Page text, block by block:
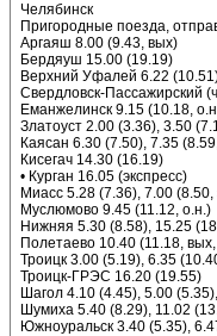
Челябинск
Пригородные поезда,
Аргаяш 8.00 (9.43, вых)
Бердяуш 15.00 (19.19)
Верхний Уфалей 6.22
Свердловск-Пассажирский
Еманжелинск 9.15 (10.18,
Златоуст 2.00 (3.36), 3.50
Каясан 6.30 (7.50), 7.35
Кисегач 14.30 (16.19)
• Курган 16.05 (экспресс)
Миасс 5.28 (7.36), 7.00
Муслюмово 9.45 (11.12, о.н.)
Нижняя 5.30 (8.58), 15.25
Полетаево 10.40 (11.18,
Троицк 3.00 (5.19), 6.35
Троицк-ГРЭС 16.20 (19.55)
Шагол 4.10 (4.45), 5.00
Шумиха 5.40 (8.29), 11.02
Южноуральск 3.40 (5.35),